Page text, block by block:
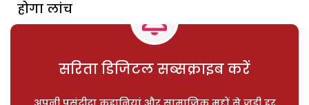
होगा लांच
सरिता डिजिटल सब्सक्राइब करें